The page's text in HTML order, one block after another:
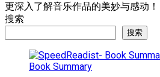
更深入了解音乐作品的美妙与感动！
搜索
搜索
Book Summary